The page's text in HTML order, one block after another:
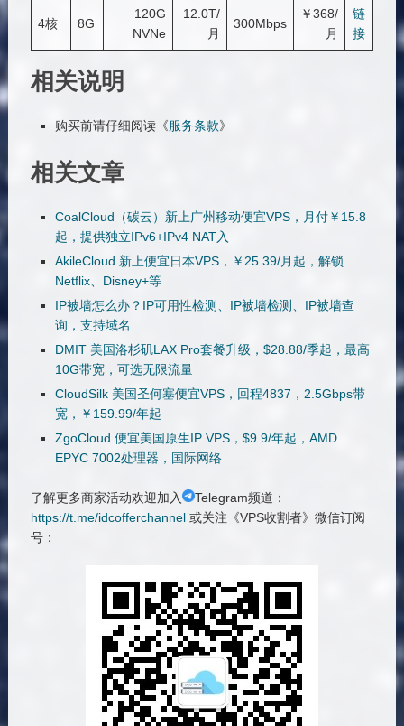
4核 8G
120G
NVNe
12.0T/
月
300Mbps
￥368/
月
链
接
相关说明
购买前请仔细阅读《服务条款》
相关文章
CoalCloud（碳云）新上广州移动便宜VPS，月付￥15.8
起，提供独立IPv6+IPv4 NAT入
AkileCloud 新上便宜日本VPS，￥25.39/月起，解锁
Netflix、Disney+等
IP被墙怎么办？IP可用性检测、IP被墙检测、IP被墙查
询，支持域名
DMIT 美国洛杉矶LAX Pro套餐升级，$28.88/季起，最高
10G带宽，可选无限流量
CloudSilk 美国圣何塞便宜VPS，回程4837，2.5Gbps带
宽，￥159.99/年起
ZgoCloud 便宜美国原生IP VPS，$9.9/年起，AMD
EPYC 7002处理器，国际网络
了解更多商家活动欢迎加入
Telegram频道：
https://t.me/idcofferchannel或关注《VPS收割者》微信订阅
号：